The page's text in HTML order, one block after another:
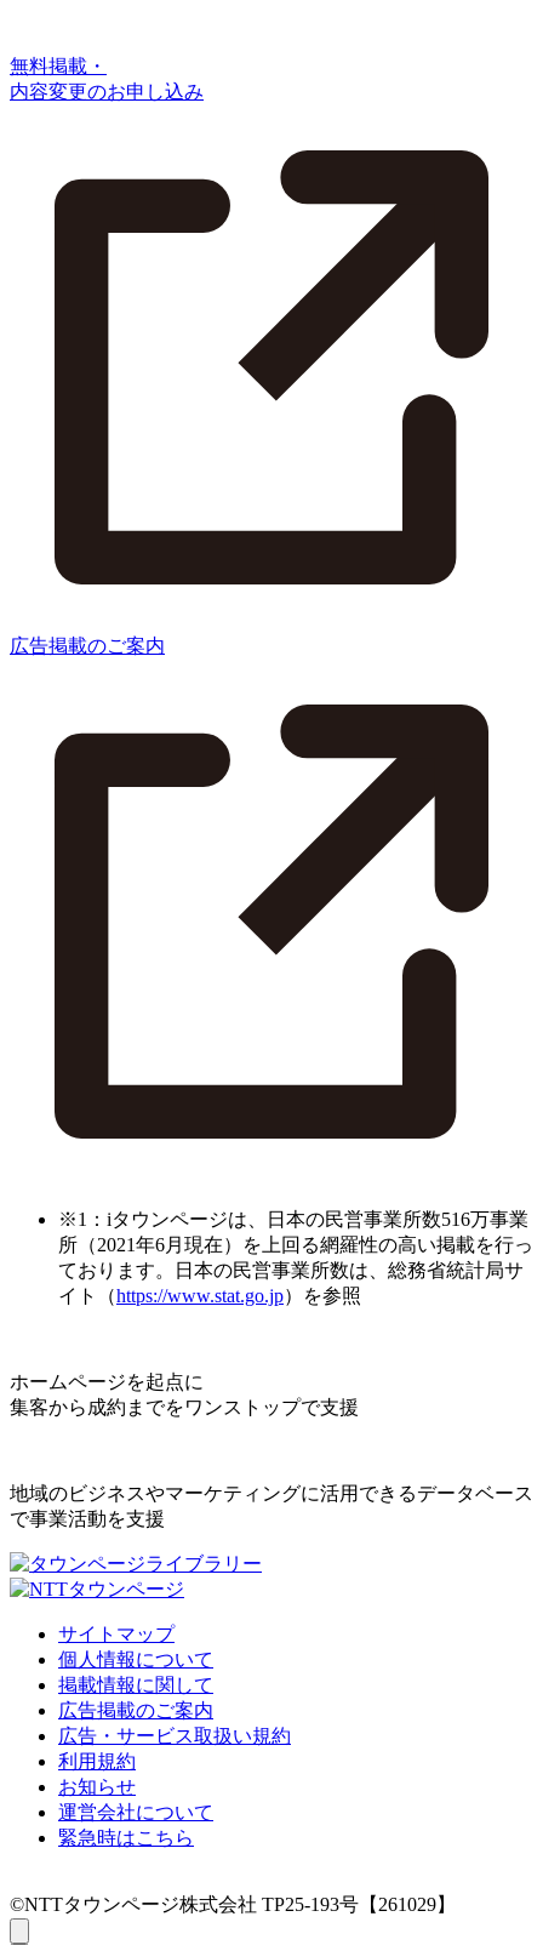
無料掲載・
内容変更のお申し込み
広告掲載のご案内
※1：iタウンページは、日本の民営事業所数516万事業
所（2021年6月現在）を上回る網羅性の高い掲載を行っ
ております。日本の民営事業所数は、総務省統計局サ
イト（https://www.stat.go.jp）を参照
ホームページを起点に
集客から成約までをワンストップで支援
地域のビジネスやマーケティングに活用できるデータベース
で事業活動を支援
サイトマップ
個人情報について
掲載情報に関して
広告掲載のご案内
広告・サービス取扱い規約
利用規約
お知らせ
運営会社について
緊急時はこちら
©NTTタウンページ株式会社 TP25-193号【261029】